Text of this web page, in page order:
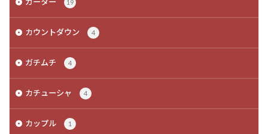
ガーター 19
カウントダウン 4
ガチムチ 4
カチューシャ 4
カップル 1